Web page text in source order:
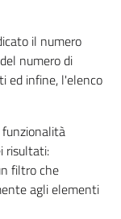
il numero
numero di
ed infine, l'elenco
funzionalità
risultati:
filtro che
agli elementi